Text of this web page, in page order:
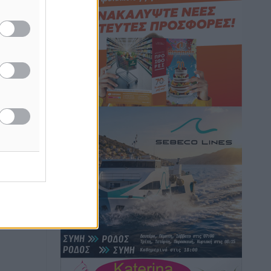
Hotels – Χατζηλαζάρου – Προχωρά
καινούργιο ξενοδοχείο στην Κω
Τοπικές Ειδήσεις• πριν 10 ώρες
Αυτοκίνητο μπήκε παράνομα σε
μονόδρομο στο Μαστιχάρι –
Αναποδογύρισε όχημα με μητέρα και
πριν 10 ώρες
“Η Ευρώπη αντιμετώπιζε το
προσφυγικό σαν ταινία τρόμου” – Η
συγκλονιστική μαρτυρία της Χαρούλας
Γιασιράνη στον RV για τα γεγονότα που
οδήγησαν στο Σύμφωνο της Λέρου
Τοπικές Ειδήσεις• πριν 11 ώρες
Συναυλία με τον Γιάννη Κότσιρα στις